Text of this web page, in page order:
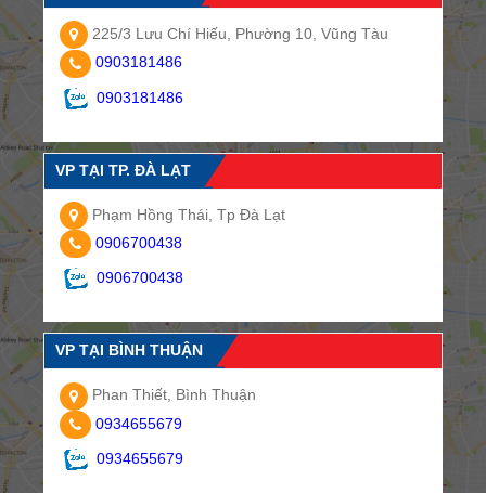
225/3 Lưu Chí Hiếu, Phường 10, Vũng Tàu
0903181486
0903181486
VP TẠI TP. ĐÀ LẠT
Phạm Hồng Thái, Tp Đà Lạt
0906700438
0906700438
VP TẠI BÌNH THUẬN
Phan Thiết, Bình Thuận
0934655679
0934655679